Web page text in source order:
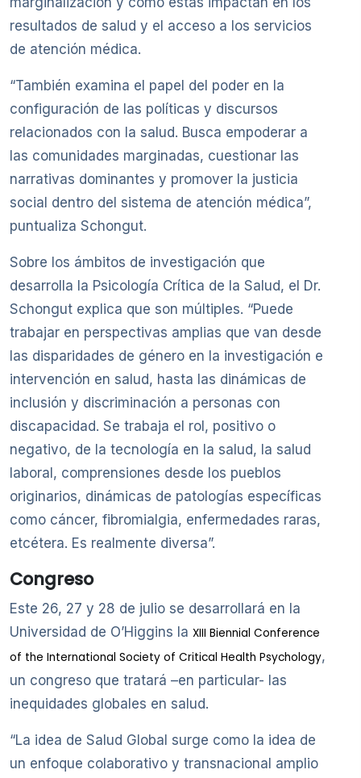
resultados de salud y el acceso a los servicios
de atención médica.
“También examina el papel del poder en la
configuración de las políticas y discursos
relacionados con la salud. Busca empoderar a
las comunidades marginadas, cuestionar las
narrativas dominantes y promover la justicia
social dentro del sistema de atención médica”,
puntualiza Schongut.
Sobre los ámbitos de investigación que
desarrolla la Psicología Crítica de la Salud, el Dr.
Schongut explica que son múltiples. “Puede
trabajar en perspectivas amplias que van desde
las disparidades de género en la investigación e
intervención en salud, hasta las dinámicas de
inclusión y discriminación a personas con
discapacidad. Se trabaja el rol, positivo o
negativo, de la tecnología en la salud, la salud
laboral, comprensiones desde los pueblos
originarios, dinámicas de patologías específicas
como cáncer, fibromialgia, enfermedades raras,
etcétera. Es realmente diversa”.
Congreso
Este 26, 27 y 28 de julio se desarrollará en la
Universidad de O’Higgins la XIII Biennial Conference
of the International Society of Critical Health Psychology,
un congreso que tratará –en particular- las
inequidades globales en salud.
“La idea de Salud Global surge como la idea de
un enfoque colaborativo y transnacional amplio